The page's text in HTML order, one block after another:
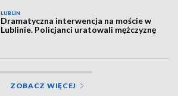
LUBLIN
Dramatyczna interwencja na moście w
Lublinie. Policjanci uratowali mężczyznę
ZOBACZ WIĘCEJ